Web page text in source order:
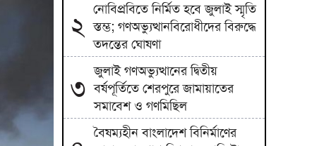
২
নোবিপ্রবিতে নির্মিত হবে জুলাই স্মৃতি
স্তম্ভ; গণঅভ্যুত্থানবিরোধীদের বিরুদ্ধে
তদন্তের ঘোষণা
৩
জুলাই গণঅভ্যুত্থানের দ্বিতীয়
বর্ষপূর্তিতে শেরপুরে জামায়াতের
সমাবেশ ও গণমিছিল
বৈষম্যহীন বাংলাদেশ বিনির্মাণের